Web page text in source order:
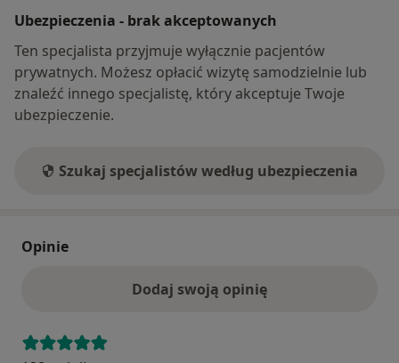
Ubezpieczenia - brak akceptowanych
Ten specjalista przyjmuje wyłącznie pacjentów
prywatnych. Możesz opłacić wizytę samodzielnie lub
znaleźć innego specjalistę, który akceptuje Twoje
ubezpieczenie.
Szukaj specjalistów według ubezpieczenia
Opinie
Dodaj swoją opinię